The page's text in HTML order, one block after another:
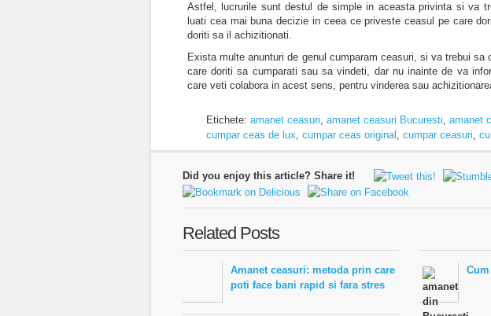
Astfel, lucrurile sunt destul de simple in aceasta privinta si va
luati cea mai buna decizie in ceea ce priveste ceasul pe care
doriti sa il achizitionati.
Exista multe anunturi de genul cumparam ceasuri, si va trebui
care doriti sa cumparati sau sa vindeti, dar nu inainte de va
care veti colabora in acest sens, pentru vinderea sau
Etichete: amanet ceasuri, amanet ceasuri Bucuresti, amanet
cumpar ceas de lux, cumpar ceas original , cumpar ceasuri,
Did you enjoy this article? Share it!
Related Posts
Amanet ceasuri: metoda prin care
poti face bani rapid si fara stres